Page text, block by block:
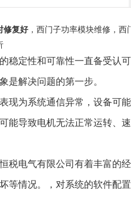
修复好 ，西门子功率模块维修，
稳定性和可靠性一直备受认
是解决问题的第一步。
现为系统通信异常，设备可
能导致电机无法正常运转、
税电气有限公司有着丰富的
等情况。，对系统的软件配